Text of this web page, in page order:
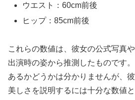
ウエスト：60cm前後
ヒップ：85cm前後
これらの数値は、彼女の公式写真
出演時の姿から推測したものです
あるかどうかは分かりませんが、
美しさを説明するには十分な数値と